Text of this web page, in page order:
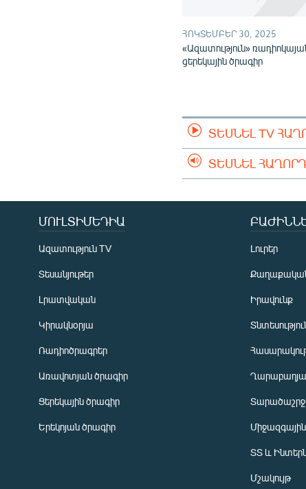
ՀՈԿՏԵՄԲԵՐ 30, 2025
«Ազատություն»
ցերեկային ծրագիր
ՏԵՍՆԵԼ TV
ՏԵՍՆԵԼ
ՄՈՒԼՏԻՄԵԴԻԱ
Ազատություն TV
Տեսանյութեր
Լրատվական
Կիրակնօրյա
Ռադիոծրագրեր
Առավոտյան ծրագիր
Ցերեկային ծրագիր
Երեկոյան ծրագիր
Լուրեր
Իրավունք
Միջազգային
ՏՏ և
Մշակույթ